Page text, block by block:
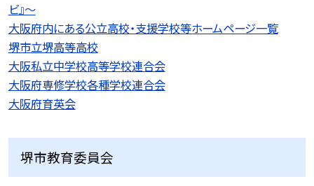
ビ』〜
大阪府内にある公立高校・支援学校等ホームページ一覧
堺市立堺高等高校
大阪私立中学校高等学校連合会
大阪府専修学校各種学校連合会
大阪府育英会
堺市教育委員会